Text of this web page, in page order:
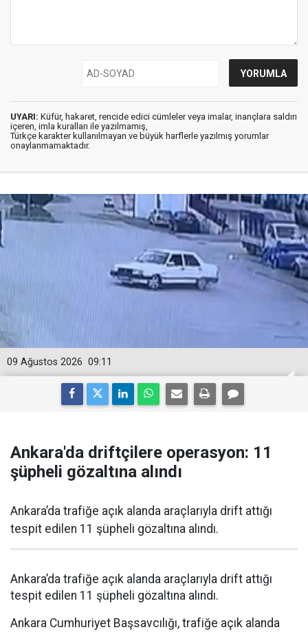
UYARI: Küfür, hakaret, rencide edici cümleler veya imalar, inançlara saldırı
içeren, imla kuralları ile yazılmamış,
Türkçe karakter kullanılmayan ve büyük harflerle yazılmış yorumlar
onaylanmamaktadır.
09:11
09 Ağustos 2026
Ankara'da driftçilere operasyon: 11
şüpheli gözaltına alındı
Ankara’da trafiğe açık alanda araçlarıyla drift attığı
tespit edilen 11 şüpheli gözaltına alındı.
Ankara’da trafiğe açık alanda araçlarıyla drift attığı
tespit edilen 11 şüpheli gözaltına alındı.
Ankara Cumhuriyet Başsavcılığı, trafiğe açık alanda